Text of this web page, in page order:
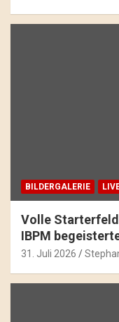
BILDERGALERIE
Volle
IBPM
31. Juli 2026